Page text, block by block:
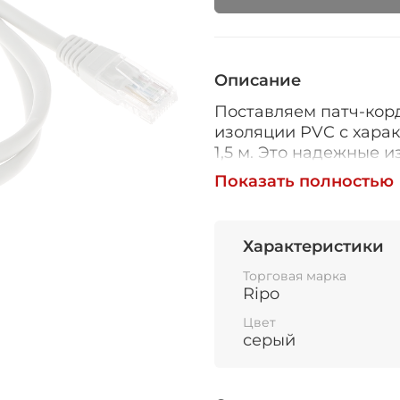
Описание
Поставляем патч-
изоляции PVC с
1,5 м. Это надежные
передачу данных
провод не имеет
коммутации
Характеристика Cat
Универсальные
Показать полностью
Характеристики
Торговая марка
Ripo
Цвет
серый